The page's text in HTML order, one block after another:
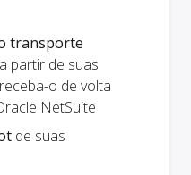
transporte
partir de suas
o de volta
NetSuite
de suas